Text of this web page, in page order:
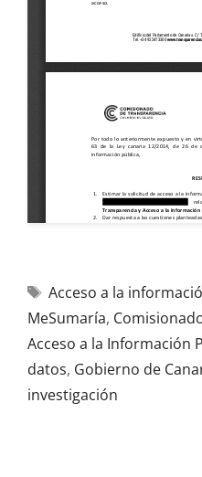
Acceso a la
MeSumaría,
Acceso a la Información
datos, Gobierno de
investigación